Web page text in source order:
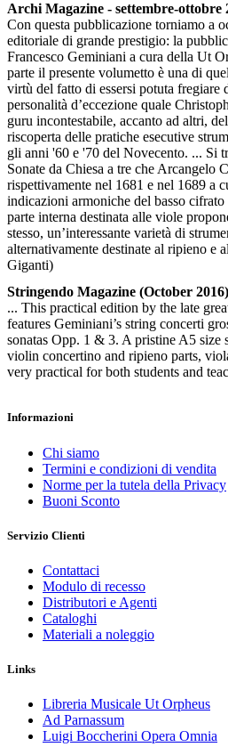
Archi Magazine - settembre-ottobre
Con questa pubblicazione torniamo a
editoriale di grande prestigio: la
Francesco Geminiani a cura della Ut
parte il presente volumetto è una di
virtù del fatto di essersi potuta fregiare
personalità d’eccezione quale
guru incontestabile, accanto ad altri,
riscoperta delle pratiche esecutive
gli anni '60 e '70 del Novecento. ... Si
Sonate da Chiesa a tre che Arcangelo
rispettivamente nel 1681 e nel 1689 a
indicazioni armoniche del basso
parte interna destinata alle viole
stesso, un’interessante varietà di
alternativamente destinate al ripieno e
Giganti)
Stringendo Magazine (October 2016)
... This practical edition by the late
features Geminiani’s string concerti
sonatas Opp. 1 & 3. A pristine A5 size
violin concertino and ripieno parts,
very practical for both students and
Informazioni
Chi siamo
Termini e condizioni di vendita
Norme per la tutela della Privacy
Buoni Sconto
Servizio Clienti
Contattaci
Modulo di recesso
Distributori e Agenti
Cataloghi
Materiali a noleggio
Links
Libreria Musicale Ut Orpheus
Ad Parnassum
Luigi Boccherini Opera Omnia